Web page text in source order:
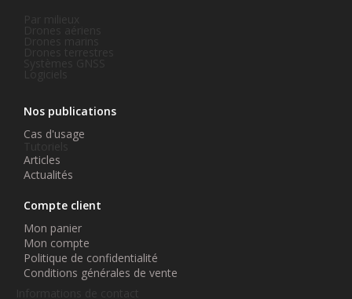
Drones aériens
Drones marins
Drones terrestres
Systèmes GNSS
Logiciels
Nos publications
Cas d'usage
Tutoriels
Articles
Actualités
Compte client
Mon panier
Mon compte
Politique de confidentialité
Conditions générales de vente
Informations de contact